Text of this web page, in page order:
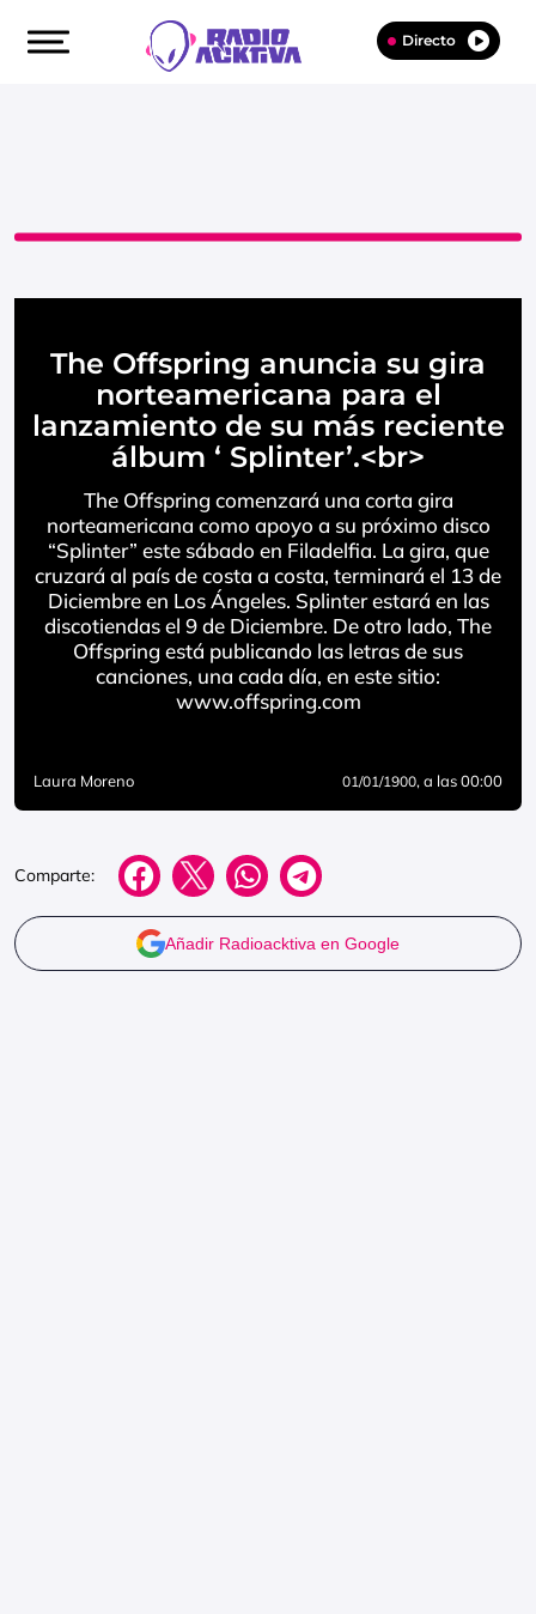
Directo
The Offspring anuncia su gira
norteamericana para el
lanzamiento de su más reciente
álbum ‘ Splinter’.<br>
The Offspring comenzará una corta gira
norteamericana como apoyo a su próximo disco
“Splinter” este sábado en Filadelfia. La gira, que
cruzará al país de costa a costa, terminará el 13 de
Diciembre en Los Ángeles. Splinter estará en las
discotiendas el 9 de Diciembre. De otro lado, The
Offspring está publicando las letras de sus
canciones, una cada día, en este sitio:
www.offspring.com
Laura Moreno 01/01/1900, a las 00:00
Comparte:
Añadir Radioacktiva en Google